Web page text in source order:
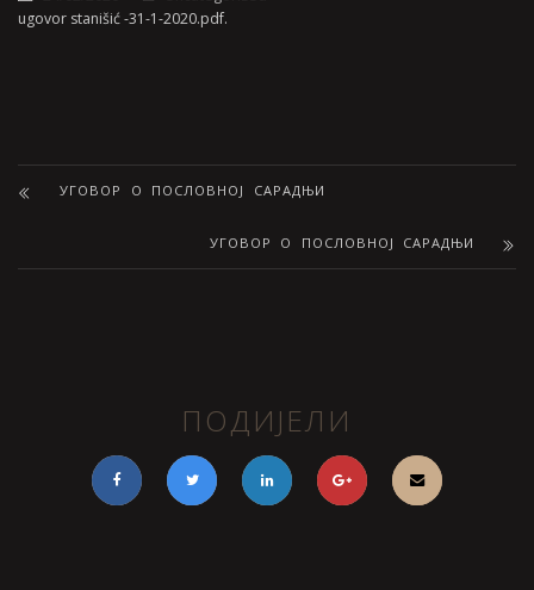
ugovor stanišić -31-1-2020.pdf.
УГОВОР О ПОСЛОВНОЈ САРАДЊИ
УГОВОР О ПОСЛОВНОЈ САРАДЊИ
ПОДИЈЕЛИ